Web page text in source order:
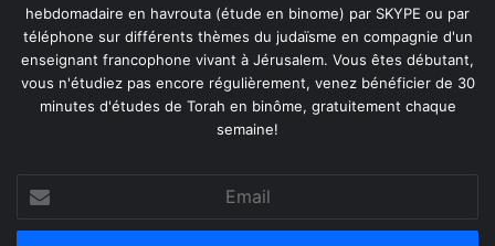
hebdomadaire en havrouta (étude en binome) par SKYPE ou par
téléphone sur différents thèmes du judaïsme en compagnie d'un
enseignant francophone vivant à Jérusalem. Vous êtes débutant,
vous n'étudiez pas encore régulièrement, venez bénéficier de 30
minutes d'études de Torah en binôme, gratuitement chaque
semaine!